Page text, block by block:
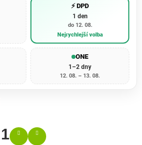
⚡ DPD
1 den
do 12. 08.
Nejrychlejší volba
ONE
1–2 dny
12. 08. – 13. 08.